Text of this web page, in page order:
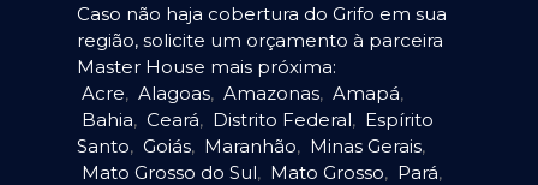
Caso não haja cobertura do Grifo em sua
região, solicite um orçamento à parceira
Master House mais próxima:
Acre, Alagoas, Amazonas, Amapá,
Bahia, Ceará, Distrito Federal, Espírito
Santo, Goiás, Maranhão, Minas Gerais,
Mato Grosso do Sul, Mato Grosso, Pará,